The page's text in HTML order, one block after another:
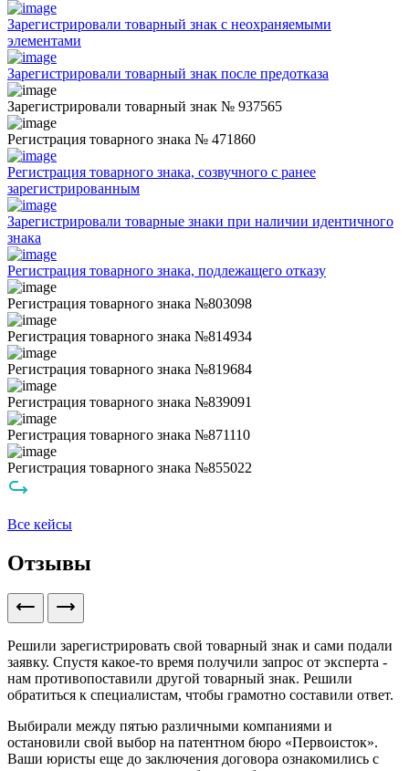
Зарегистрировали товарный знак с неохраняемыми
элементами
Зарегистрировали товарный знак после предотказа
Зарегистрировали товарный знак № 937565
Регистрация товарного знака № 471860
Регистрация товарного знака, созвучного с ранее
зарегистрированным
Зарегистрировали товарные знаки при наличии идентичного
знака
Регистрация товарного знака, подлежащего отказу
Регистрация товарного знака №803098
Регистрация товарного знака №814934
Регистрация товарного знака №819684
Регистрация товарного знака №839091
Регистрация товарного знака №871110
Регистрация товарного знака №855022
Все кейсы
Отзывы
Решили зарегистрировать свой товарный знак и сами подали
заявку. Спустя какое-то время получили запрос от эксперта -
нам противопоставили другой товарный знак. Решили
обратиться к специалистам, чтобы грамотно составили ответ.
Выбирали между пятью различными компаниями и
остановили свой выбор на патентном бюро «Первоисток».
Ваши юристы еще до заключения договора ознакомились с